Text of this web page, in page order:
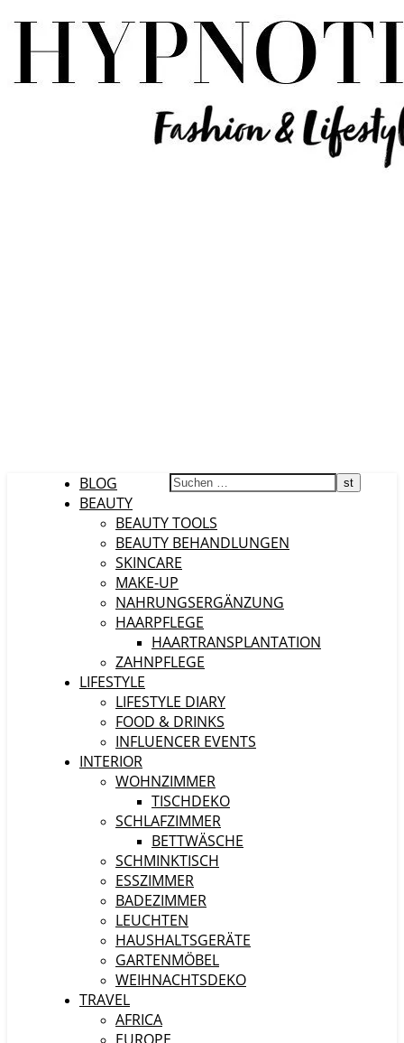
BLOG
BEAUTY
BEAUTY TOOLS
BEAUTY BEHANDLUNGEN
SKINCARE
MAKE-UP
NAHRUNGSERGÄNZUNG
HAARPFLEGE
HAARTRANSPLANTATION
ZAHNPFLEGE
LIFESTYLE
LIFESTYLE DIARY
FOOD & DRINKS
INFLUENCER EVENTS
INTERIOR
WOHNZIMMER
TISCHDEKO
SCHLAFZIMMER
BETTWÄSCHE
SCHMINKTISCH
ESSZIMMER
BADEZIMMER
LEUCHTEN
HAUSHALTSGERÄTE
GARTENMÖBEL
WEIHNACHTSDEKO
TRAVEL
AFRICA